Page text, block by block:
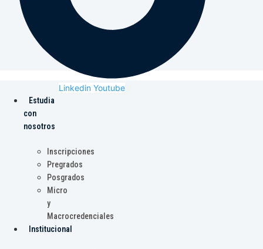
Linkedin Youtube
Estudia
con
nosotros
Inscripciones
Pregrados
Posgrados
Micro
y
Macrocredenciales
Institucional